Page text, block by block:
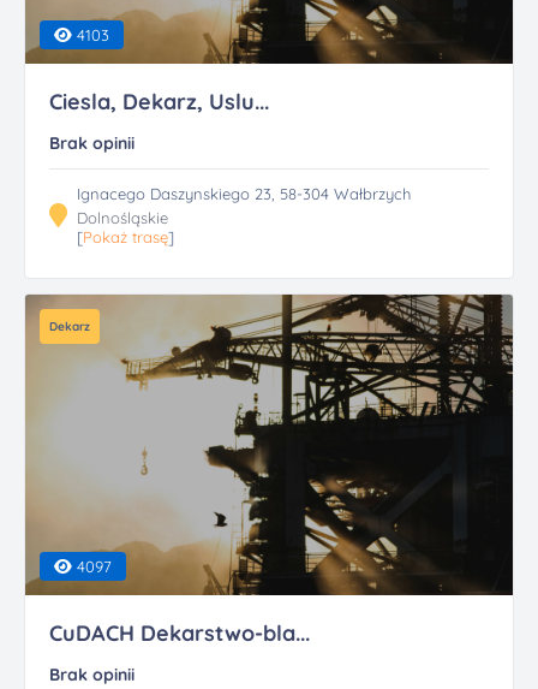
4103
Ciesla, Dekarz, Uslu...
Brak opinii
Ignacego Daszynskiego 23, 58-304 Wałbrzych
Dolnośląskie
[Pokaż trasę]
Dekarz
4097
CuDACH Dekarstwo-bla...
Brak opinii